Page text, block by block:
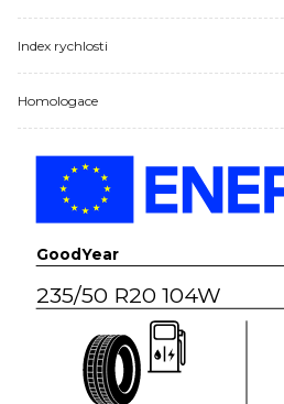
Index rychlosti
Homologace
GoodYear
235/50 R20 104W